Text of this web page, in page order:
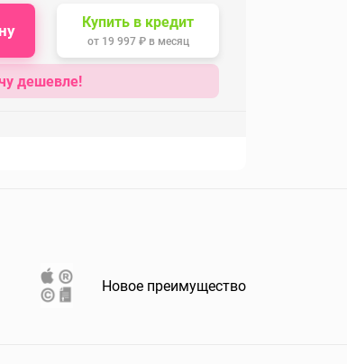
Купить в кредит
от 19 997 ₽в месяц
дешевле!
Новое преимущество